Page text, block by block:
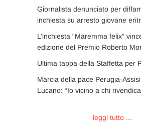
Giornalista denunciato per
inchiesta su arresto giovane
L’inchiesta “Maremma felix”
edizione del Premio Roberto
Ultima tappa della Staffetta per
Marcia della pace Perugia-
Lucano: “Io vicino a chi
leggi tutto ...